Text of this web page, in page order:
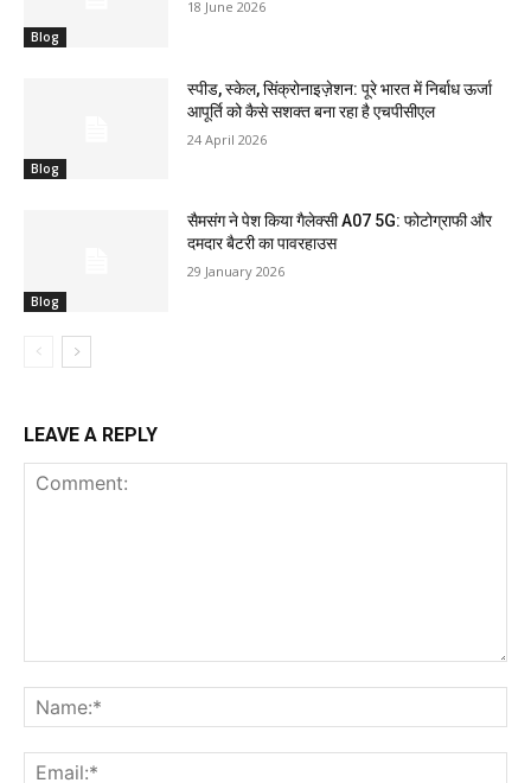
Blog
18 June 2026
Blog
स्पीड, स्केल, सिंक्रोनाइज़ेशन: पूरे भारत में निर्बाध ऊर्जा
आपूर्ति को कैसे सशक्त बना रहा है एचपीसीएल
24 April 2026
Blog
सैमसंग ने पेश किया गैलेक्सी A07 5G: फोटोग्राफी और
दमदार बैटरी का पावरहाउस
29 January 2026
LEAVE A REPLY